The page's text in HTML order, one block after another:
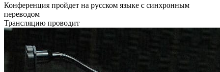
Конференция пройдет на русском языке с синхронным
переводом
Трансляцию проводит